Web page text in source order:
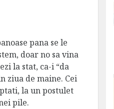
pana se le
doar no sa vina
la stat, ca-i “da
ziua de maine. Cei
la un postulet
pile.